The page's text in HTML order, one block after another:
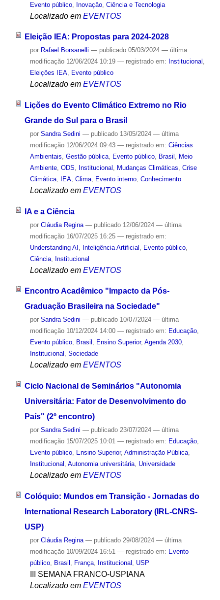
Evento público, Inovação, Ciência e Tecnologia
Localizado em EVENTOS
Eleição IEA: Propostas para 2024-2028
por Rafael Borsanelli — publicado05/03/2024 — última
modificação12/06/2024 10:19 — registrado em: Institucional ,
Eleições IEA, Evento público
Localizado em EVENTOS
Lições do Evento Climático Extremo no Rio
Grande do Sul para o Brasil
por Sandra Sedini — publicado13/05/2024 — última
modificação12/06/2024 09:43 — registrado em: Ciências
Ambientais, Gestão pública, Evento público, Brasil , Meio
Ambiente, ODS, Institucional , Mudanças Climáticas, Crise
Climática, IEA, Clima, Evento interno, Conhecimento
Localizado em EVENTOS
IA e a Ciência
por Cláudia Regina — publicado12/06/2024 — última
modificação16/07/2025 16:25 — registrado em:
Understanding AI
Inteligência Artificial Evento público,
Ciência, Institucional
Localizado em EVENTOS
Encontro Acadêmico "Impacto da Pós-
Graduação Brasileira na Sociedade"
por Sandra Sedini — publicado10/07/2024 — última
modificação10/12/2024 14:00 — registrado em: Educação,
Evento público, Brasil , Ensino Superior, Agenda 2030,
Institucional , Sociedade
Localizado em EVENTOS
Ciclo Nacional de Seminários "Autonomia
Universitária: Fator de Desenvolvimento do
País" (2º encontro)
por Sandra Sedini — publicado23/07/2024 — última
modificação15/07/2025 10:01 — registrado em: Educação,
Evento público, Ensino Superior, Administração Pública,
Institucional , Autonomia universitária, Universidade
Localizado em EVENTOS
Colóquio: Mundos em Transição - Jornadas do
International Research Laboratory (IRL-CNRS-
USP)
por Cláudia Regina — publicado29/08/2024 — última
modificação10/09/2024 16:51 — registrado em: Evento
público, Brasil França, Institucional USP
III SEMANA FRANCO-USPIANA
Localizado em EVENTOS